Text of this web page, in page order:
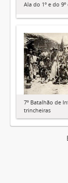
Ala do 1º e do
7º Batalhão de
trincheiras